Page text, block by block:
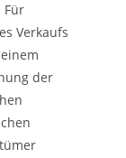
Für
Verkaufs
der